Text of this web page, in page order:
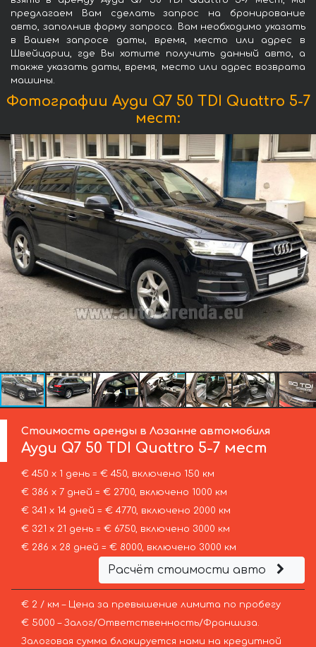
предлагаем Вам сделать запрос на бронирование
авто, заполнив форму запроса. Вам необходимо указать
в Вашем запросе даты, время, место или адрес в
Швейцарии, где Вы хотите получить данный авто, а
также указать даты, время, место или адрес возврата
машины.
Фотографии Ауди Q7 50 TDI Quattro 5-7
мест:
Стоимость аренды в Лозанне автомобиля
Ауди Q7 50 TDI Quattro 5-7 мест
€ 450 х 1 день = € 450, включено 150 км
€ 386 х 7 дней = € 2700, включено 1000 км
€ 341 х 14 дней = € 4770, включено 2000 км
€ 321 х 21 день = € 6750, включено 3000 км
€ 286 х 28 дней = € 8000, включено 3000 км
Расчёт стоимости авто
€ 2 / км – Цена за превышение лимита по пробегу
€ 5000 – Залог/Ответственность/Франшиза.
Залоговая сумма блокируется нами на кредитной